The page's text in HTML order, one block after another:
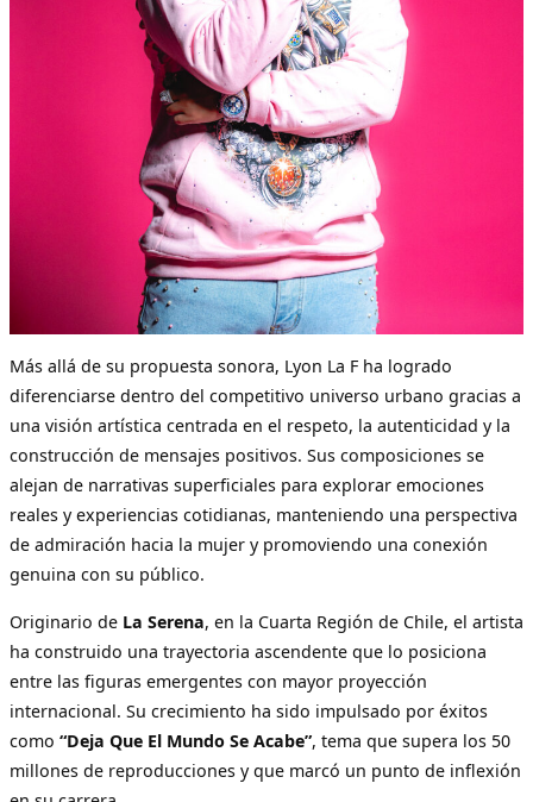
Más allá de su propuesta sonora, Lyon La F ha logrado
diferenciarse dentro del competitivo universo urbano gracias a
una visión artística centrada en el respeto, la autenticidad y la
construcción de mensajes positivos. Sus composiciones se
alejan de narrativas superficiales para explorar emociones
reales y experiencias cotidianas, manteniendo una perspectiva
de admiración hacia la mujer y promoviendo una conexión
genuina con su público.
Originario de La Serena, en la Cuarta Región de Chile, el artista
ha construido una trayectoria ascendente que lo posiciona
entre las figuras emergentes con mayor proyección
internacional. Su crecimiento ha sido impulsado por éxitos
como “Deja Que El Mundo Se Acabe”, tema que supera los 50
millones de reproducciones y que marcó un punto de inflexión